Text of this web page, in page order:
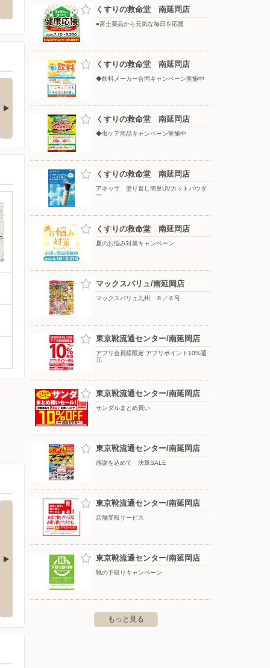
ケア用品キャンペー
象の虫ケア用品どれでも1
のお会計で2点以上…
毎月22日はセイムスポ
ス/塩浜店
浜町3-1737 〒000-0000
くすりの救命堂 南延岡店
●富士薬品から元気な毎日を応援
くすりの救命堂 南延岡店
◆飲料メーカー合同キャンペーン実施中
くすりの救命堂 南延岡店
◆虫ケア用品キャンペーン実施中
くすりの救命堂 南延岡店
アネッサ 塗り直し簡単UVカットパウダ
ー
くすりの救命堂 南延岡店
夏のお悩み対策キャンペーン
マックスバリュ/南延岡店
マックスバリュ九州 ８／６号
東京靴流通センター/南延岡店
アプリ会員様限定 アプリポイント10%還
元
東京靴流通センター/南延岡店
サンダルまとめ買い
東京靴流通センター/南延岡店
感謝を込めて 決算SALE
東京靴流通センター/南延岡店
店舗受取サービス
東京靴流通センター/南延岡店
靴の下取りキャンペーン
もっと見る